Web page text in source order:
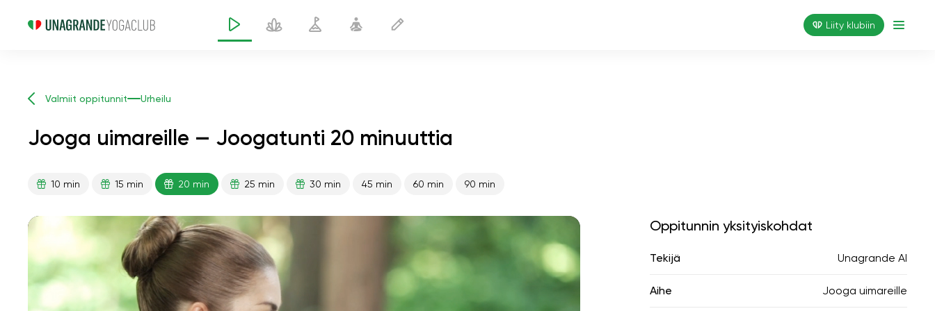
Liity klubiin
Valmiit oppitunnit Urheilu
Jooga uimareille — Joogatunti 20 minuuttia
10 min 15 min 20 min 25 min 30 min 45 min 60 min 90 min
Oppitunnin yksityiskohdat
Tekijä Unagrande AI
Aihe Jooga uimareille